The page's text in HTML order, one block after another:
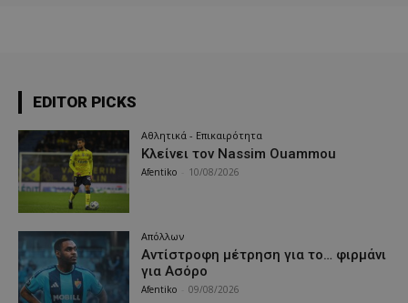
EDITOR PICKS
Αθλητικά - Επικαιρότητα
Κλείνει τον Nassim Ouammou
Afentiko 10/08/2026
Απόλλων
Αντίστροφη μέτρηση για το… φιρμάνι
για Ασόρο
Afentiko 09/08/2026